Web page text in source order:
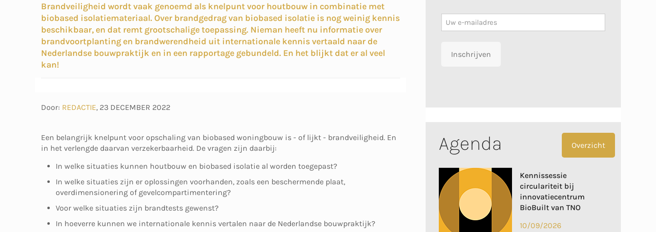
Brandveiligheid wordt vaak genoemd als knelpunt voor houtbouw in combinatie met
biobased isolatiemateriaal. Over brandgedrag van biobased isolatie is nog weinig kennis
beschikbaar, en dat remt grootschalige toepassing. Nieman heeft nu informatie over
brandvoortplanting en brandwerendheid uit internationale kennis vertaald naar de
Nederlandse bouwpraktijk en in een rapportage gebundeld. En het blijkt dat er al veel
kan!
Door: REDACTIE, 23 DECEMBER 2022
Een belangrijk knelpunt voor opschaling van biobased woningbouw is - of lijkt - brandveiligheid. En
in het verlengde daarvan verzekerbaarheid. De vragen zijn daarbij:
In welke situaties kunnen houtbouw en biobased isolatie al worden toegepast?
In welke situaties zijn er oplossingen voorhanden, zoals een beschermende plaat,
overdimensionering of gevelcompartimentering?
Voor welke situaties zijn brandtests gewenst?
In hoeverre kunnen we internationale kennis vertalen naar de Nederlandse bouwpraktijk?
Nieuwsbrief
Inschrijven
Agenda Overzicht
Kennissessie
circulariteit bij
innovatiecentrum
BioBuilt van TNO
10/09/2026